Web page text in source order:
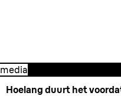
media
Hoelang duurt het